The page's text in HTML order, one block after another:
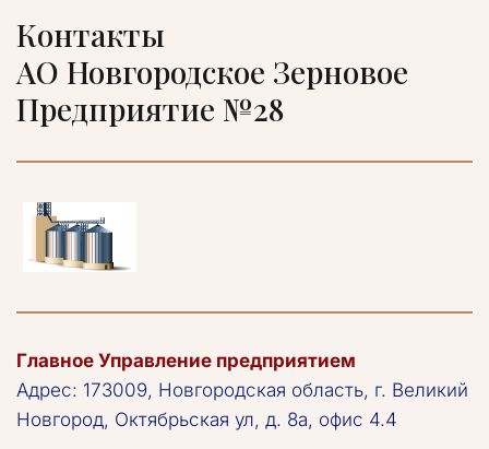
Контакты
АО Новгородское Зерновое
Предприятие №28
Главное Управление предприятием
Адрес: 173009, Новгородская область, г. Великий
Новгород, Октябрьская ул, д. 8а, офис 4.4